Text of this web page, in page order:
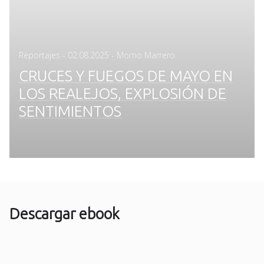
Reportajes - Posted
02.08.2025 - Momo Marrero
CRUCES Y FUEGOS DE MAYO EN
LOS REALEJOS, EXPLOSIÓN DE
SENTIMIENTOS
Descargar ebook